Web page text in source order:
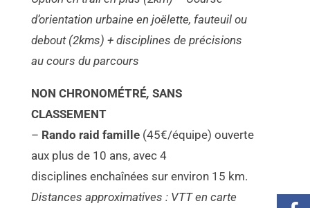
d’orientation urbaine en joëlette, fauteuil ou
debout (2kms) + disciplines de précisions
au cours du parcours
NON CHRONOMÉTRÉ,SANS
CLASSEMENT
– Rando raid famille (45€/équipe) ouverte
aux plus de 10 ans, avec 4
disciplines enchaînées sur environ 15 km.
Distances approximatives : VTT en carte